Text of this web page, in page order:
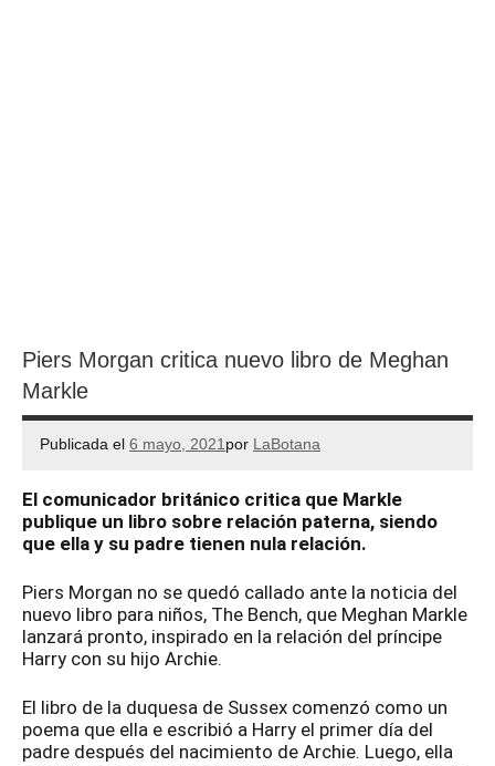
Piers Morgan critica nuevo libro de Meghan
Markle
Publicada el 6 mayo, 2021por LaBotana
El comunicador británico critica que Markle
publique un libro sobre relación paterna, siendo
que ella y su padre tienen nula relación.
Piers Morgan no se quedó callado ante la noticia del
nuevo libro para niños, The Bench, que Meghan Markle
lanzará pronto, inspirado en la relación del príncipe
Harry con su hijo Archie.
El libro de la duquesa de Sussex comenzó como un
poema que ella e escribió a Harry el primer día del
padre después del nacimiento de Archie. Luego, ella